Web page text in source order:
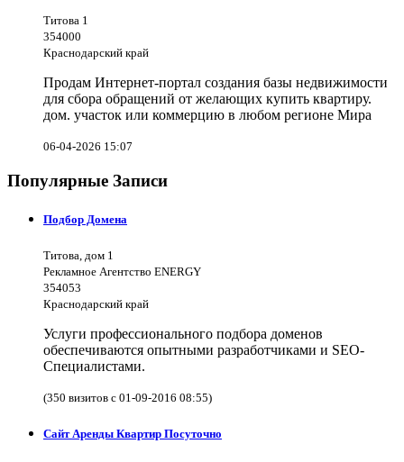
Титова 1
354000
Краснодарский край
Продам Интернет-портал создания базы недвижимости
для сбора обращений от желающих купить квартиру.
дом. участок или коммерцию в любом регионе Мира
06-04-2026 15:07
Популярные Записи
Подбор Домена
Титова, дом 1
Рекламное Агентство ENERGY
354053
Краснодарский край
Услуги профессионального подбора доменов
обеспечиваются опытными разработчиками и SEO-
Специалистами.
(350 визитов с 01-09-2016 08:55)
Сайт Аренды Квартир Посуточно